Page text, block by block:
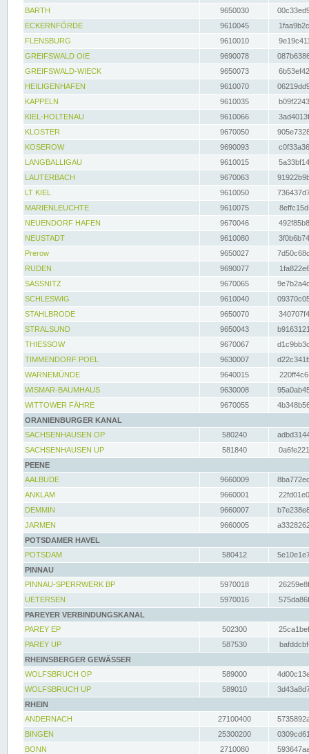
BARTH
9650030
ECKERNFÖRDE
9610045
FLENSBURG
9610010
GREIFSWALD OIE
9690078
GREIFSWALD-WIECK
9650073
HEILIGENHAFEN
9610070
KAPPELN
9610035
KIEL-HOLTENAU
9610066
KLOSTER
9670050
KOSEROW
9690093
LANGBALLIGAU
9610015
LAUTERBACH
9670063
LT KIEL
9610050
MARIENLEUCHTE
9610075
NEUENDORF HAFEN
9670046
NEUSTADT
9610080
Prerow
9650027
RUDEN
9690077
SASSNITZ
9670065
SCHLESWIG
9610040
STAHLBRODE
9650070
STRALSUND
9650043
THIESSOW
9670067
TIMMENDORF POEL
9630007
WARNEMÜNDE
9640015
WISMAR-BAUMHAUS
9630008
WITTOWER FÄHRE
9670055
ORANIENBURGER KANAL
SACHSENHAUSEN OP
580240
SACHSENHAUSEN UP
581840
PEENE
AALBUDE
9660009
ANKLAM
9660001
DEMMIN
9660007
JARMEN
9660005
POTSDAMER HAVEL
POTSDAM
580412
PINNAU
PINNAU-SPERRWERK BP
5970018
UETERSEN
5970016
PAREYER VERBINDUNGSKANAL
PAREY EP
502300
PAREY UP
587530
RHEINSBERGER GEWÄSSER
WOLFSBRUCH OP
589000
WOLFSBRUCH UP
589010
RHEIN
ANDERNACH
27100400
BINGEN
25300200
BONN
2710080